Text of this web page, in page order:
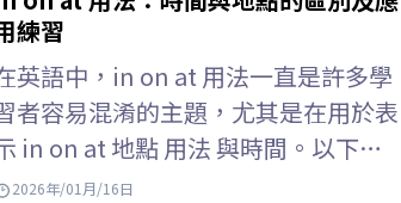
練習
英語中，in on at 用法一直是許多學
者容易混淆的主題，尤其是在用於表
in on at 地點 用法 與時間。以下文
將幫助你全面掌握英語中in…
2026年/01月/16日